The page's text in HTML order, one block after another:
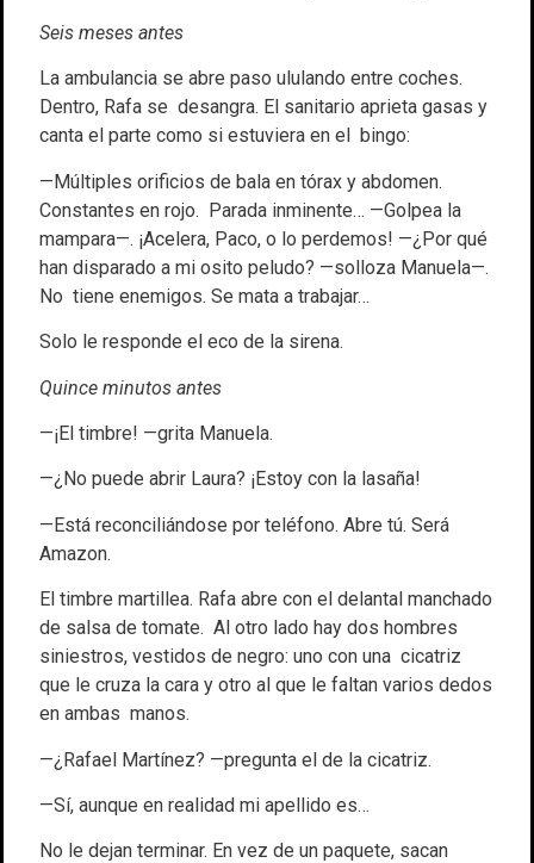
Seis meses antes
La ambulancia se abre paso ululando entre coches.
Dentro, Rafa se desangra. El sanitario aprieta gasas y
canta el parte como si estuviera en el bingo:
—Múltiples orificios de bala en tórax y abdomen.
Constantes en rojo. Parada inminente… —Golpea la
mampara—. ¡Acelera, Paco, o lo perdemos! —¿Por qué
han disparado a mi osito peludo? —solloza Manuela—.
No tiene enemigos. Se mata a trabajar…
Solo le responde el eco de la sirena.
Quince minutos antes
—¡El timbre! —grita Manuela.
—¿No puede abrir Laura? ¡Estoy con la lasaña!
—Está reconciliándose por teléfono. Abre tú. Será
Amazon.
El timbre martillea. Rafa abre con el delantal manchado
de salsa de tomate. Al otro lado hay dos hombres
siniestros, vestidos de negro: uno con una cicatriz
que le cruza la cara y otro al que le faltan varios dedos
en ambas manos.
—¿Rafael Martínez? —pregunta el de la cicatriz.
—Sí, aunque en realidad mi apellido es…
No le dejan terminar. En vez de un paquete, sacan